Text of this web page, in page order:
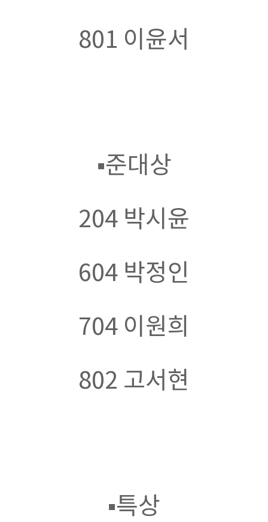
801 이윤서
▪준대상
204 박시윤
604 박정인
704 이원희
802 고서현
▪특상